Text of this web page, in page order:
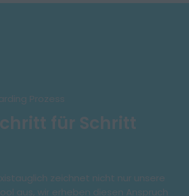
Prozess
für Schritt
zeichnet nicht nur unsere
aus, wir erheben diesen Anspruch